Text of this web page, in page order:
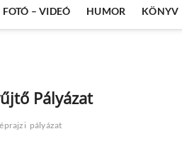
FOTÓ – VIDEÓ HUMOR KÖNYV
Pályázat
pályázat